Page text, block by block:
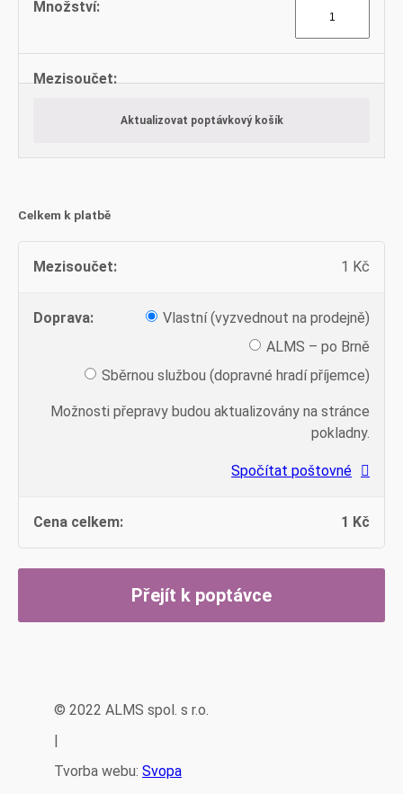
Aktualizovat poptávkový košík
Celkem k platbě
1 Kč
Vlastní (vyzvednout na prodejně)
ALMS – po Brně
Sběrnou službou (dopravné hradí příjemce)
Možnosti přepravy budou aktualizovány na stránce
pokladny.
Spočítat poštovné
1 Kč
Přejít k poptávce
© 2022 ALMS spol. s r.o.
Tvorba webu: Svopa